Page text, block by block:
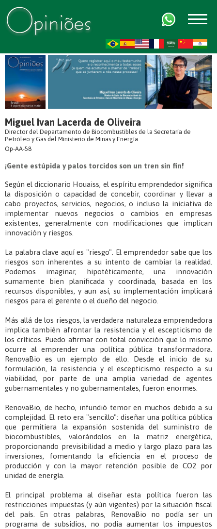
Miguel Ivan Lacerda de Oliveira
Director del Departamento de Biocombustibles de la Secretaría de
Petróleo y Gas del Ministerio de Minas y Energía.
Op-AA-58
¡Gente estúpida y palos torcidos son un tren sin fin!
Según el diccionario Houaiss, el espíritu emprendedor significa
la disposición o capacidad de concebir, coordinar y llevar a
cabo proyectos, servicios, negocios, o incluso la iniciativa de
implementar nuevos negocios o cambios en empresas
existentes, generalmente con modificaciones que implican
innovación y riesgos.
La palabra clave aquí es "riesgo". El emprendedor sabe que los
riesgos son inherentes a su intento de cambiar la realidad.
Podemos imaginar, hipotéticamente, una innovación
sumamente bien planificada y coordinada, basada en los
recursos disponibles, y aun así, su implementación implicará
riesgos para el gerente o el dueño del negocio.
Más allá de los riesgos, la verdadera naturaleza emprendedora
implica también afrontar la resistencia y el escepticismo de
los críticos. Puedo afirmar con total convicción que lo mismo
ocurre al emprender una política pública transformadora.
RenovaBio es un ejemplo de ello. Desde el inicio de su
formulación, la resistencia y el escepticismo respecto a su
viabilidad, por parte de una amplia variedad de agentes
gubernamentales y no gubernamentales, fueron enormes.
RenovaBio, de hecho, infundió temor en muchos debido a su
complejidad. El reto era "sencillo": diseñar una política pública
que permitiera la expansión sostenida del suministro de
biocombustibles, valorándolos en la matriz energética,
proporcionando previsibilidad a medio y largo plazo para las
inversiones, fomentando la eficiencia en el proceso de
producción y con la mayor retención posible de CO2 por
unidad de energía.
El principal problema al diseñar esta política fueron las
restricciones impuestas (y aún vigentes) por la situación fiscal
del país. En otras palabras, RenovaBio no podía ser un
programa de subsidios, no podía aumentar los impuestos